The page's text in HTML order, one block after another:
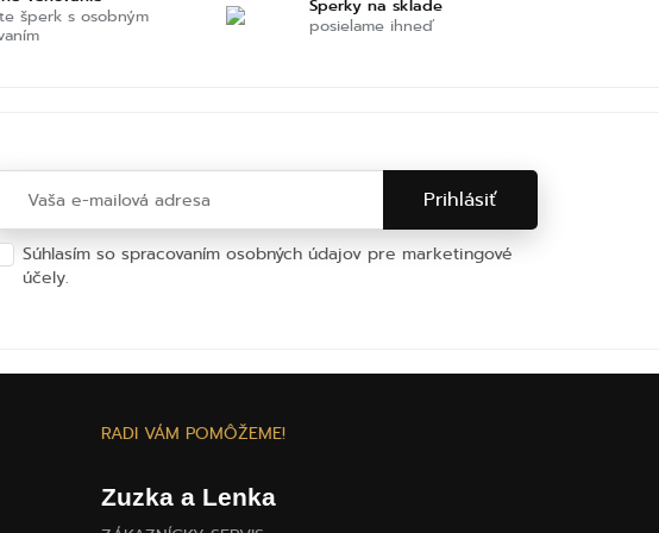
šperk s osobným
Šperky na sklade
posielame ihneď
Súhlasím so spracovaním osobných údajov pre marketingové
účely.
RADI VÁM POMÔŽEME!
Zuzka a Lenka